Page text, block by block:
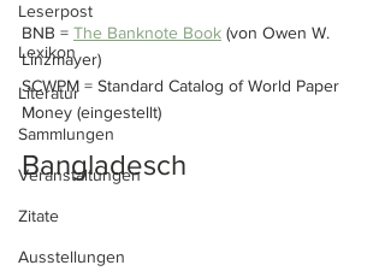
Leserpost
Lexikon
Literatur
Sammlungen
Veranstaltungen
Zitate
Ausstellungen
BNB = The Banknote Book (von Owen W.
Linzmayer)
SCWPM = Standard Catalog of World Paper
Money (eingestellt)
Bangladesch